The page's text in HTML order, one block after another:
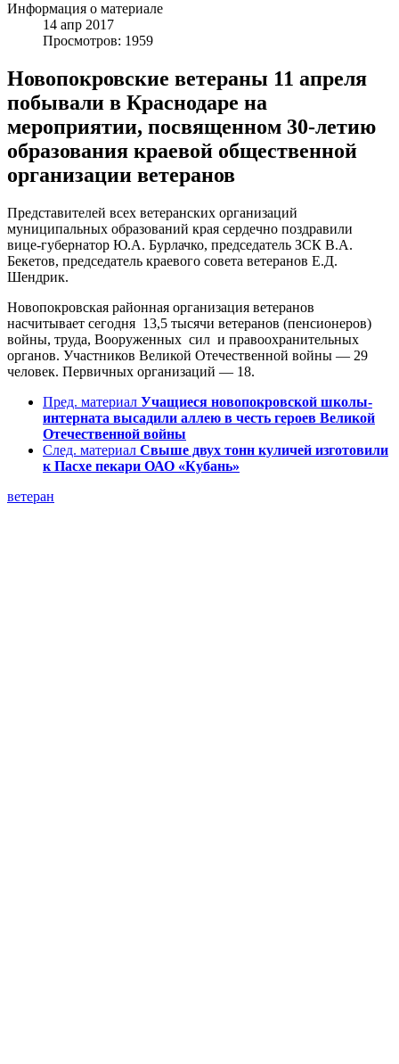
Информация о материале
14 апр 2017
Просмотров: 1959
Новопокровские ветераны 11 апреля
побывали в Краснодаре на
мероприятии, посвященном 30-летию
образования краевой общественной
организации ветеранов
Представителей всех ветеранских организаций
муниципальных образований края сердечно поздравили
вице-губернатор Ю.А. Бурлачко, председатель ЗСК В.А.
Бекетов, председатель краевого совета ветеранов Е.Д.
Шендрик.
Новопокровская районная организация ветеранов
насчитывает сегодня 13,5 тысячи ветеранов (пенсионеров)
войны, труда, Вооруженных сил и правоохранительных
органов. Участников Великой Отечественной войны — 29
человек. Первичных организаций — 18.
Пред. материал Учащиеся новопокровской школы-
интерната высадили аллею в честь героев Великой
Отечественной войны
След. материал Свыше двух тонн куличей изготовили
к Пасхе пекари ОАО «Кубань»
ветеран